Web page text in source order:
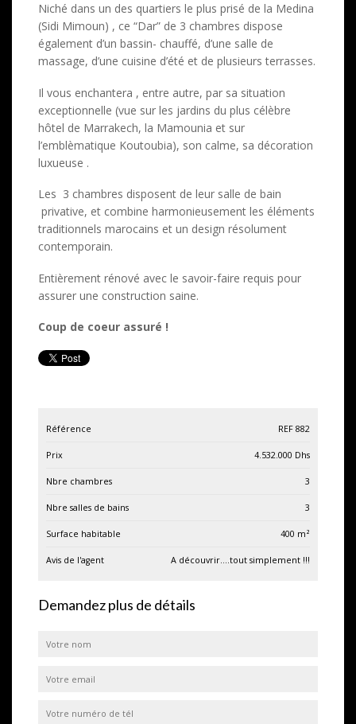
Niché dans un des quartiers le plus prisé de la Medina
(Sidi Mimoun) , ce “Dar” de 3 chambres dispose
également d’un bassin- chauffé, d’une salle de
massage, d’une cuisine d’été et de plusieurs terrasses.
Il vous enchantera , entre autre, par sa situation
exceptionnelle (vue sur les jardins du plus célèbre
hôtel de Marrakech, la Mamounia et sur
l’emblèmatique Koutoubia), son calme, sa décoration
luxueuse .
Les 3 chambres disposent de leur salle de bain
privative, et combine harmonieusement les éléments
traditionnels marocains et un design résolument
contemporain.
Entièrement rénové avec le savoir-faire requis pour
assurer une construction saine.
Coup de coeur assuré !
Référence REF 882
Prix 4.532.000 Dhs
Nbre chambres 3
Nbre salles de bains 3
Surface habitable 400 m²
Avis de l'agent A découvrir....tout simplement !!!
Demandez plus de détails